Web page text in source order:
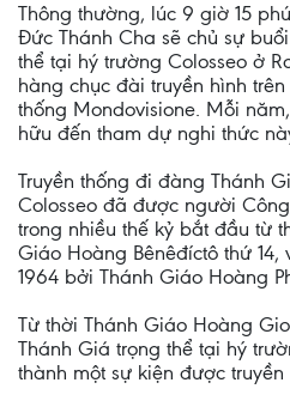
Thông thường, lúc 9 giờ 15
Đức Thánh Cha sẽ chủ sự
thể tại hý trường Colosseo ở
hàng chục đài truyền hình
thống Mondovisione. Mỗi
hữu đến tham dự nghi thức
Truyền thống đi đàng Thánh
Colosseo đã được người
trong nhiều thế kỷ bắt đầu từ
Giáo Hoàng Bênêđíctô thứ
1964 bởi Thánh Giáo Hoàng
Từ thời Thánh Giáo Hoàng
Thánh Giá trọng thể tại hý
thành một sự kiện được